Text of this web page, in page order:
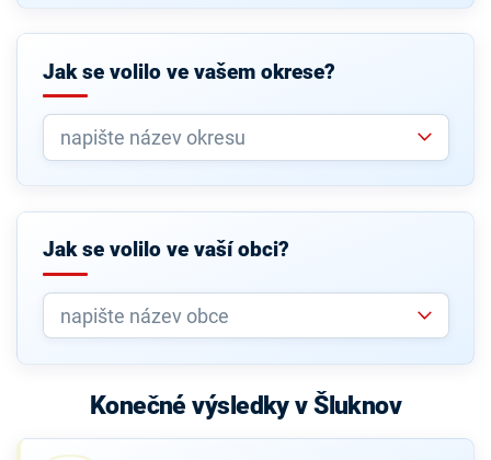
Jak se volilo ve vašem okrese?
Jak se volilo ve vaší obci?
Konečné výsledky v Šluknov